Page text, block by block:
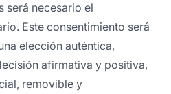
será necesario el
Este consentimiento será
elección auténtica,
afirmativa y positiva,
removible y